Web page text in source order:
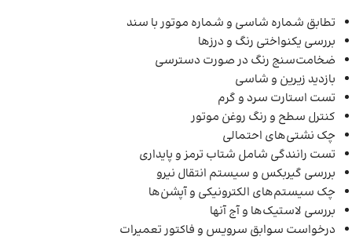
تطابق شماره شاسی و شماره موتور با سند
بررسی یکنواختی رنگ و درزها
ضخامت‌سنج رنگ در صورت دسترسی
بازدید زیرین و شاسی
تست استارت سرد و گرم
کنترل سطح و رنگ روغن موتور
چک نشتی‌های احتمالی
تست رانندگی شامل شتاب ترمز و پایداری
بررسی گیربکس و سیستم انتقال نیرو
چک سیستم‌های الکترونیکی و آپشن‌ها
بررسی لاستیک‌ها و آج آنها
درخواست سوابق سرویس و فاکتور تعمیرات